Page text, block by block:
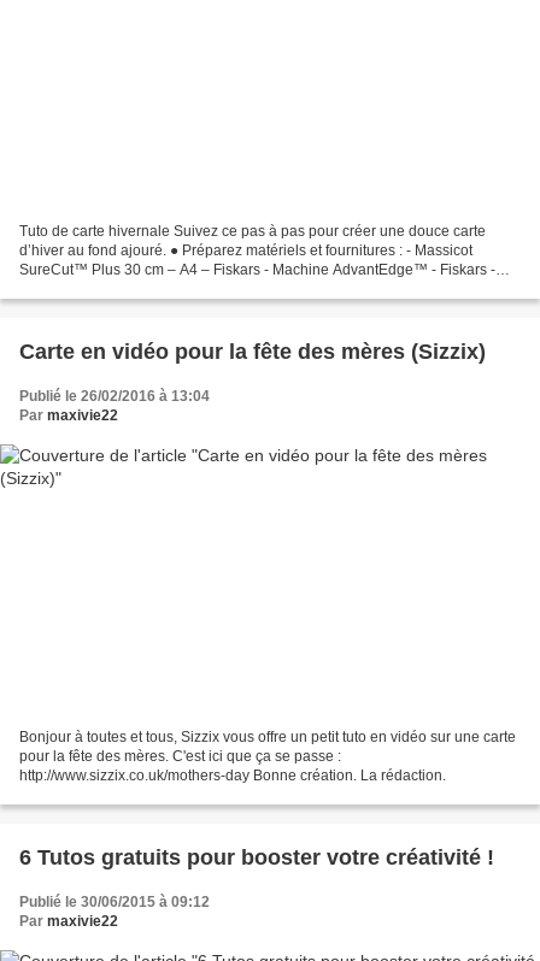
Tuto de carte hivernale Suivez ce pas à pas pour créer une douce carte
d’hiver au fond ajouré. ● Préparez matériels et fournitures : - Massicot
SureCut™ Plus 30 cm – A4 – Fiskars - Machine AdvantEdge™ - Fiskars -
Carte en vidéo pour la fête des mères (Sizzix)
Publié le 26/02/2016 à 13:04
Par maxivie22
Bonjour à toutes et tous, Sizzix vous offre un petit tuto en vidéo sur une carte
pour la fête des mères. C'est ici que ça se passe :
http://www.sizzix.co.uk/mothers-day Bonne création. La rédaction.
6 Tutos gratuits pour booster votre créativité !
Publié le 30/06/2015 à 09:12
Par maxivie22